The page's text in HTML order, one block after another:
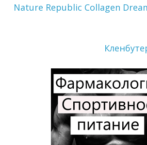
Nature Republic Collagen